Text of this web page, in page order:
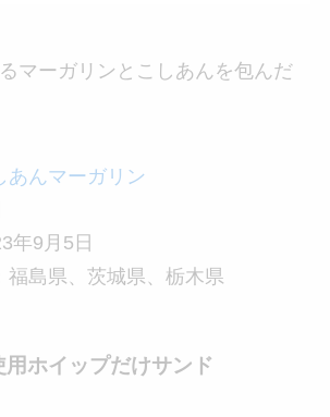
マーガリンとこしあんを包んだ
あんマーガリン
年9月5日
福島県、茨城県、栃木県
ホイップだけサンド